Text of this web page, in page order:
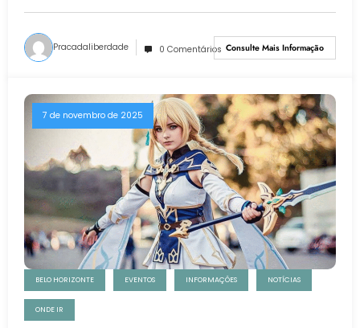
Pracadaliberdade 0 Comentários Consulte Mais Informação
7 de novembro de 2025
BELO HORIZONTE EVENTOS INFORMAÇÕES NOTÍCIAS
ONDE IR